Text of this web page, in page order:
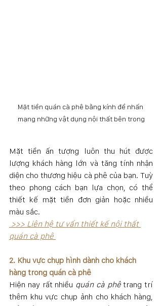
Mặt tiền quán cà phê bằng kính để nhấn
mạng những vật dụng nội thất bên trong
Mặt tiền ấn tượng luôn thu hút được
lượng khách hàng lớn và tăng tính nhận
diện cho thương hiệu cà phê của bạn. Tuỳ
theo phong cách bạn lựa chọn, có thể
thiết kế mặt tiền đơn giản hoặc nhiều
màu sắc.
>>> Liên hệ tư vấn thiết kế nội thất
quán cà phê
2. Khu vực chụp hình dành cho khách
hàng trong quán cà phê
Hiện nay rất nhiều quán cà phê trang trí
thêm khu vực chụp ảnh cho khách hàng,